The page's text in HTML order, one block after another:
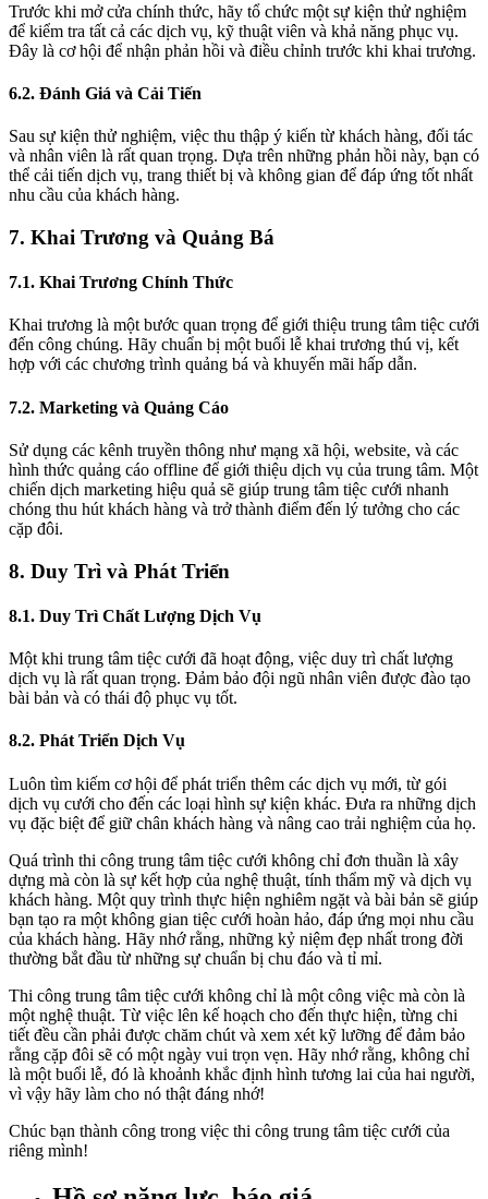
Trước khi mở cửa chính thức, hãy tổ chức một sự kiện thử nghiệm
để kiểm tra tất cả các dịch vụ, kỹ thuật viên và khả năng phục vụ.
Đây là cơ hội để nhận phản hồi và điều chỉnh trước khi khai trương.
6.2. Đánh Giá và Cải Tiến
Sau sự kiện thử nghiệm, việc thu thập ý kiến từ khách hàng, đối tác
và nhân viên là rất quan trọng. Dựa trên những phản hồi này, bạn có
thể cải tiến dịch vụ, trang thiết bị và không gian để đáp ứng tốt nhất
nhu cầu của khách hàng.
7. Khai Trương và Quảng Bá
7.1. Khai Trương Chính Thức
Khai trương là một bước quan trọng để giới thiệu trung tâm tiệc cưới
đến công chúng. Hãy chuẩn bị một buổi lễ khai trương thú vị, kết
hợp với các chương trình quảng bá và khuyến mãi hấp dẫn.
7.2. Marketing và Quảng Cáo
Sử dụng các kênh truyền thông như mạng xã hội, website, và các
hình thức quảng cáo offline để giới thiệu dịch vụ của trung tâm. Một
chiến dịch marketing hiệu quả sẽ giúp trung tâm tiệc cưới nhanh
chóng thu hút khách hàng và trở thành điểm đến lý tưởng cho các
cặp đôi.
8. Duy Trì và Phát Triển
8.1. Duy Trì Chất Lượng Dịch Vụ
Một khi trung tâm tiệc cưới đã hoạt động, việc duy trì chất lượng
dịch vụ là rất quan trọng. Đảm bảo đội ngũ nhân viên được đào tạo
bài bản và có thái độ phục vụ tốt.
8.2. Phát Triển Dịch Vụ
Luôn tìm kiếm cơ hội để phát triển thêm các dịch vụ mới, từ gói
dịch vụ cưới cho đến các loại hình sự kiện khác. Đưa ra những dịch
vụ đặc biệt để giữ chân khách hàng và nâng cao trải nghiệm của họ.
Quá trình thi công trung tâm tiệc cưới không chỉ đơn thuần là xây
dựng mà còn là sự kết hợp của nghệ thuật, tính thẩm mỹ và dịch vụ
khách hàng. Một quy trình thực hiện nghiêm ngặt và bài bản sẽ giúp
bạn tạo ra một không gian tiệc cưới hoàn hảo, đáp ứng mọi nhu cầu
của khách hàng. Hãy nhớ rằng, những kỷ niệm đẹp nhất trong đời
thường bắt đầu từ những sự chuẩn bị chu đáo và tỉ mỉ.
Thi công trung tâm tiệc cưới không chỉ là một công việc mà còn là
một nghệ thuật. Từ việc lên kế hoạch cho đến thực hiện, từng chi
tiết đều cần phải được chăm chút và xem xét kỹ lưỡng để đảm bảo
rằng cặp đôi sẽ có một ngày vui trọn vẹn. Hãy nhớ rằng, không chỉ
là một buổi lễ, đó là khoảnh khắc định hình tương lai của hai người,
vì vậy hãy làm cho nó thật đáng nhớ!
Chúc bạn thành công trong việc thi công trung tâm tiệc cưới của
riêng mình!